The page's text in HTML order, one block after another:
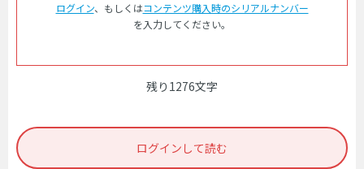
ログイン、もしくはコンテンツ購入時のシリアルナンバー
を入力してください。
残り1276文字
ログインして読む